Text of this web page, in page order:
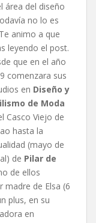
área del diseño
no lo es
animo a que
leyendo el post.
que en el año
comenzara sus
en Diseño y
de Moda
Casco Viejo de
hasta la
(mayo de
de Pilar de
de ellos
madre de Elsa (6
plus, en su
en